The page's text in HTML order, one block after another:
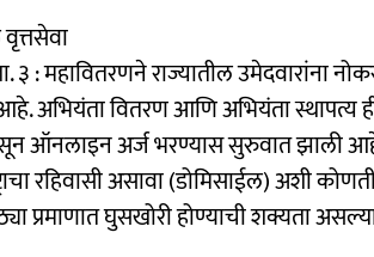
३ : महावितरणने राज्यातील उमेदवारांना
अभियंता वितरण आणि अभियंता स्थापत्य
ऑनलाइन अर्ज भरण्यास सुरुवात झाली
रहिवासी असावा (डोमिसाईल) अशी
प्रमाणात घुसखोरी होण्याची शक्यता